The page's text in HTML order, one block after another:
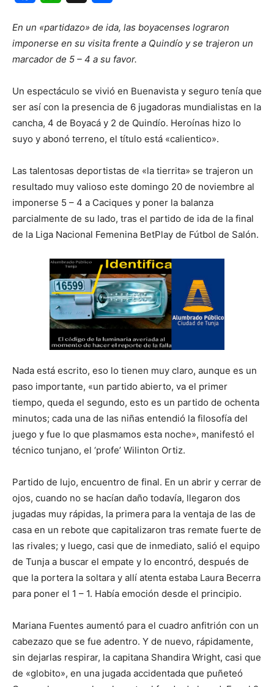
En un «partidazo» de ida, las boyacenses lograron
imponerse en su visita frente a Quindío y se trajeron un
marcador de 5 – 4 a su favor.
Un espectáculo se vivió en Buenavista y seguro tenía que
ser así con la presencia de 6 jugadoras mundialistas en la
cancha, 4 de Boyacá y 2 de Quindío. Heroínas hizo lo
suyo y abonó terreno, el título está «calientico».
Las talentosas deportistas de «la tierrita» se trajeron un
resultado muy valioso este domingo 20 de noviembre al
imponerse 5 – 4 a Caciques y poner la balanza
parcialmente de su lado, tras el partido de ida de la final
de la Liga Nacional Femenina BetPlay de Fútbol de Salón.
Nada está escrito, eso lo tienen muy claro, aunque es un
paso importante, «un partido abierto, va el primer
tiempo, queda el segundo, esto es un partido de ochenta
minutos; cada una de las niñas entendió la filosofía del
juego y fue lo que plasmamos esta noche», manifestó el
técnico tunjano, el ‘profe’ Wilinton Ortiz.
Partido de lujo, encuentro de final. En un abrir y cerrar de
ojos, cuando no se hacían daño todavía, llegaron dos
jugadas muy rápidas, la primera para la ventaja de las de
casa en un rebote que capitalizaron tras remate fuerte de
las rivales; y luego, casi que de inmediato, salió el equipo
de Tunja a buscar el empate y lo encontró, después de
que la portera la soltara y allí atenta estaba Laura Becerra
para poner el 1 – 1. Había emoción desde el principio.
Mariana Fuentes aumentó para el cuadro anfitrión con un
cabezazo que se fue adentro. Y de nuevo, rápidamente,
sin dejarlas respirar, la capitana Shandira Wright, casi que
de «globito», en una jugada accidentada que puñeteó